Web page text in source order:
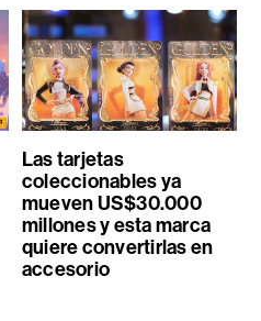
Las tarjetas
coleccionables ya
mueven US$30.000
millones y esta marca
quiere convertirlas en
accesorio